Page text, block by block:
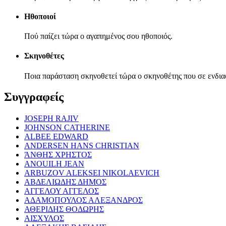
Ηθοποιοί
Πού παίζει τώρα ο αγαπημένος σου ηθοποιός.
Σκηνοθέτες
Ποια παράσταση σκηνοθετεί τώρα ο σκηνοθέτης που σε
Συγγραφείς
JOSEPH RAJIV
JOHNSON CATHERINE
ALBEE EDWARD
ANDERSEN HANS CHRISTIAN
ΆΝΘΗΣ ΧΡΗΣΤΟΣ
ANOUILH JEAN
ARBUZOV ALEKSEI NIKOLAEVICH
ΑΒΔΕΛΙΩΔΗΣ ΔΗΜΟΣ
ΑΓΓΕΛΟΥ ΑΓΓΕΛΟΣ
ΑΔΑΜΟΠΟΥΛΟΣ ΑΛΕΞΑΝΔΡΟΣ
ΑΘΕΡΙΔΗΣ ΘΟΔΩΡΗΣ
ΑΙΣΧΥΛΟΣ